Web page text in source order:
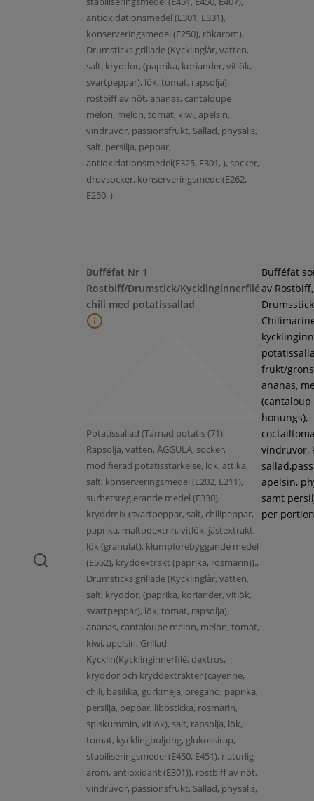
antioxidationsmedel (E301, E331),
konserveringsmedel (E250), rökarom),
Drumsticks grillade (Kycklinglår, vatten,
salt, kryddor, (paprika, koriander, vitlök,
svartpeppar), lök, tomat, rapsolja),
rostbiff av nöt, ananas, cantaloupe
melon, melon, tomat, kiwi, apelsin,
vindruvor, passionsfrukt, Sallad, physalis,
salt, persilja, peppar,
antioxidationsmedel(E325, E301, ), socker,
druvsocker, konserveringsmedel(E262,
E250, ),
Bufféfat Nr 1
Rostbiff/Drumstick/Kycklinginnerfilé
chili med potatissallad
Potatissallad (Tärnad potatis (71),
Rapsolja, vatten, ÄGGULA, socker,
modifierad potatisstärkelse, lök, ättika,
salt, konserveringsmedel (E202, E211),
surhetsreglerande medel (E330),
kryddmix (svartpeppar, salt, chilipeppar,
paprika, maltodextrin, vitlök, jästextrakt,
lök (granulat), klumpförebyggande medel
(E552), kryddextrakt (paprika, rosmarin)).,
Drumsticks grillade (Kycklinglår, vatten,
salt, kryddor, (paprika, koriander, vitlök,
svartpeppar), lök, tomat, rapsolja),
ananas, cantaloupe melon, melon, tomat,
kiwi, apelsin, Grillad
Kycklin(Kycklinginnerfilé, dextros,
kryddor och kryddextrakter (cayenne,
chili, basilika, gurkmeja, oregano, paprika,
persilja, peppar, libbsticka, rosmarin,
spiskummin, vitlök), salt, rapsolja, lök,
tomat, kycklingbuljong, glukossirap,
stabiliseringsmedel (E450, E451), naturlig
arom, antioxidant (E301)), rostbiff av nöt,
vindruvor, passionsfrukt, Sallad, physalis,
Bufféfat
av Rostbiff,
frukt/
ananas,
(cantaloup
honungs),
vindruvor,
apelsin,
samt
per